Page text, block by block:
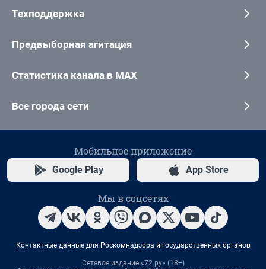
Техподдержка
Предвыборная агитация
Статистика канала в MAX
Все города сети
Мобильное приложение
Google Play App Store
Мы в соцсетях
Контактные данные для Роскомнадзора и государственных органов
Сетевое издание «72.ру» (18+)